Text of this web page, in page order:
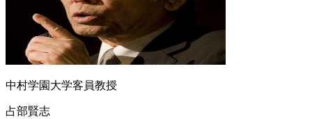
中村学園大学客員教授
占部賢志